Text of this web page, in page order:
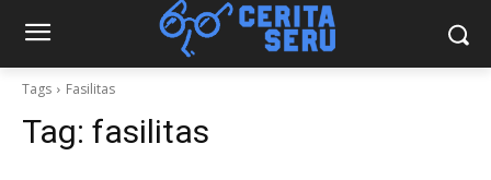
Tags Fasilitas
Tag: fasilitas